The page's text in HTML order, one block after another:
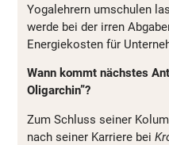
Yogalehrern umschulen
werde bei der irren
Energiekosten für
Wann kommt nächstes
Oligarchin”?
Zum Schluss seiner
nach seiner Karriere bei